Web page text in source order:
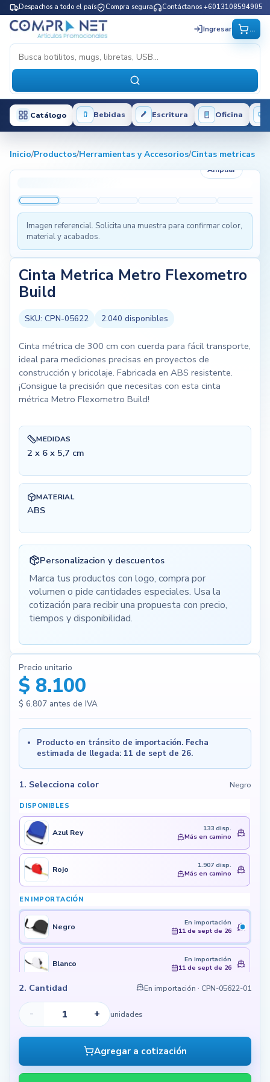
Despachos a todo el país Compra segura Contáctanos +6013108594905
Ingresar ...
Catálogo Bebidas Escritura Oficina
Inicio/Productos/Herramientas y Accesorios/Cintas metricas
Ampliar
Imagen referencial. Solicita una muestra para confirmar color,
material y acabados.
Cinta Metrica Metro Flexometro
Build
SKU: CPN-05622 2.040 disponibles
Cinta métrica de 300 cm con cuerda para fácil transporte,
ideal para mediciones precisas en proyectos de
construcción y bricolaje. Fabricada en ABS resistente.
¡Consigue la precisión que necesitas con esta cinta
métrica Metro Flexometro Build!
MEDIDAS
2 x 6 x 5,7 cm
MATERIAL
ABS
Personalizacion y descuentos
Marca tus productos con logo, compra por
volumen o pide cantidades especiales. Usa la
cotización para recibir una propuesta con precio,
tiempos y disponibilidad.
Precio unitario
$ 8.100
$ 6.807antes de IVA
Producto en tránsito de importación. Fecha
estimada de llegada: 11 de sept de 26.
1. Selecciona color Negro
DISPONIBLES
Azul Rey
133 disp.
Más en camino
Rojo
1.907 disp.
Más en camino
EN IMPORTACIÓN
Negro
En importación
11 de sept de 26
Blanco
En importación
11 de sept de 26
2. Cantidad En importación · CPN-05622-01
- + unidades
Agregar a cotización